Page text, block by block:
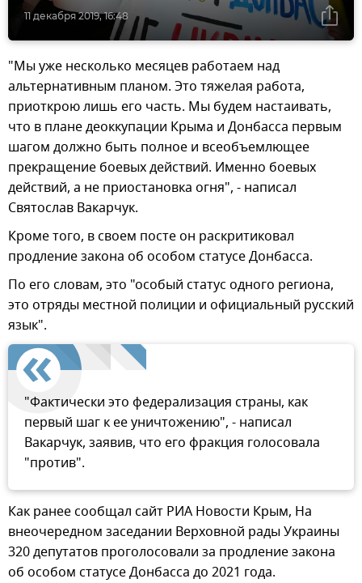
11 декабря 2019, 16:48
"Мы уже несколько месяцев работаем над
альтернативным планом. Это тяжелая работа,
приоткрою лишь его часть. Мы будем настаивать,
что в плане деоккупации Крыма и Донбасса первым
шагом должно быть полное и всеобъемлющее
прекращение боевых действий. Именно боевых
действий, а не приостановка огня", - написал
Святослав Вакарчук.
Кроме того, в своем посте он раскритиковал
продление закона об особом статусе Донбасса.
По его словам, это "особый статус одного региона,
это отряды местной полиции и официальный русский
язык".
"Фактически это федерализация страны, как
первый шаг к ее уничтожению", - написал
Вакарчук, заявив, что его фракция голосовала
"против".
Как ранее сообщал сайт РИА Новости Крым, На
внеочередном заседании Верховной рады Украины
320 депутатов проголосовали за продление закона
об особом статусе Донбасса до 2021 года.